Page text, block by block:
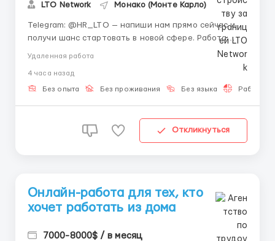
LTO Network Монако (Монте Карло)
Telegram: @HR_LTO — напиши нам прямо сейчас и
получи шанс стартовать в новой сфере. Работа
полностью удалённая, обучение предоставляем. О
платформа, которая создаёт инновационные
решения для бизнеса и госструктур. Мы
Удаленная работа
4 часа назад
Без опыта Без проживания Без языка Работа
Откликнуться
Онлайн-работа для тех, кто
хочет работать из дома
7000-8000$ / в месяц